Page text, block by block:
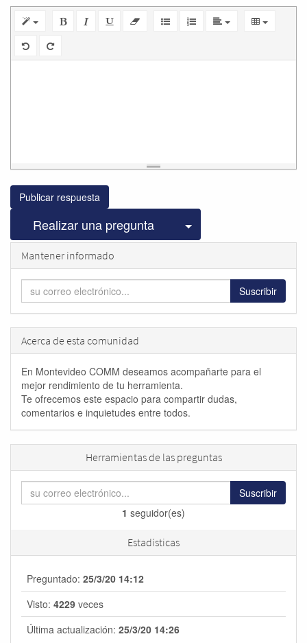
Publicar respuesta
Realizar una pregunta Seleccionar
Mantener informado
Suscribir
Acerca de esta comunidad
En Montevideo COMM deseamos acompañarte para el
mejor rendimiento de tu herramienta.
Te ofrecemos este espacio para compartir dudas,
comentarios e inquietudes entre todos.
Herramientas de las preguntas
Suscribir
1 seguidor(es)
Estadísticas
Preguntado: 25/3/20 14:12
Visto: 4229 veces
Última actualización: 25/3/20 14:26